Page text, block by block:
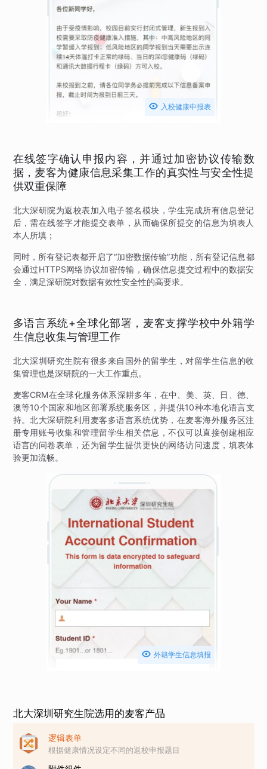
 入校健康申报表
在线签字确认申报内容，并通过加密协议传输数
据，麦客为健康信息采集工作的真实性与安全性提
供双重保障
北大深研院为返校表加入电子签名模块，学生完成所有信息登记
后，需在线签字才能提交表单，从而确保所提交的信息为填表人
本人所填；
同时，所有登记表都开启了“加密数据传输”功能，所有登记信息都
会通过HTTPS网络协议加密传输，确保信息提交过程中的数据安
全，满足深研院对数据有效性安全性的高要求。
多语言系统+全球化部署，麦客支撑学校中外籍学
生信息收集与管理工作
北大深圳研究生院有很多来自国外的留学生，对留学生信息的收
集管理也是深研院的一大工作重点。
麦客CRM在全球化服务体系深耕多年，在中、美、英、日、德、
澳等10个国家和地区部署系统服务区，并提供10种本地化语言支
持。北大深研院利用麦客多语言系统优势，在麦客海外服务区注
册专用账号收集和管理留学生相关信息，不仅可以直接创建相应
语言的问卷表单，还为留学生提供更快的网络访问速度，填表体
验更加流畅。
 外籍学生信息填报
北大深圳研究生院选用的麦客产品
逻辑表单
根据健康情况设定不同的返校申报题目